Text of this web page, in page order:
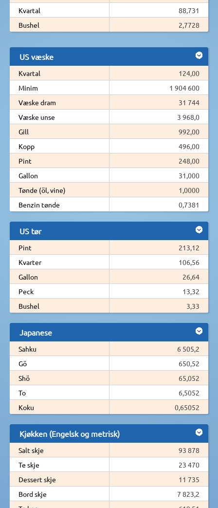
Kvartal
88,731
Bushel
2,7728
US væske
Kvartal
124,00
Minim
1 904 600
Væske dram
31 744
Væske unse
3 968,0
Gill
992,00
Kopp
496,00
Pint
248,00
Gallon
31,000
Tønde (öl, vine)
1,0000
Benzin tønde
0,7381
US tør
Pint
213,12
Kvarter
106,56
Gallon
26,64
Peck
13,32
Bushel
3,33
Japanese
Sahku
6 505,2
Gö
650,52
Shö
65,052
To
6,5052
Koku
0,65052
Kjøkken (Engelsk og metrisk)
Salt skje
93 878
Te skje
23 470
Dessert skje
11 735
Bord skje
7 823,2